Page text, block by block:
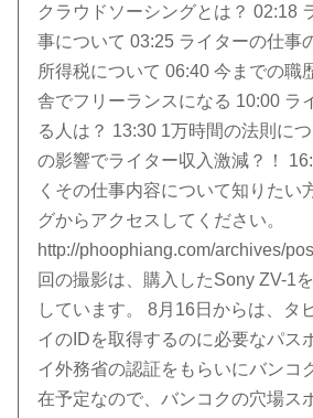
クラウドソーシングとは？ 02:18
事について 03:25 ライターの仕事
所得税について 06:40 今までの職
舎でフリーランスになる 10:00 ラ
る人は？ 13:30 1万時間の法則に
の影響でライター収入激減？！
くその仕事内容について知りたい
グからアクセスしてください。
http://phoophiang.com/archives/
回の撮影は、購入したSony ZV-1
しています。 8月16日からは、タ
イのIDを取得するのに必要なパス
イ外務省の認証をもらいにバンコ
在予定なので、バンコクの穴場ス